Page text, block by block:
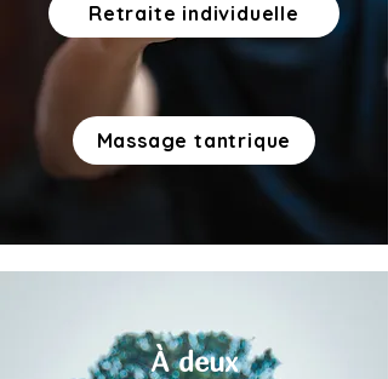
Retraite individuelle
Massage tantrique
À deux